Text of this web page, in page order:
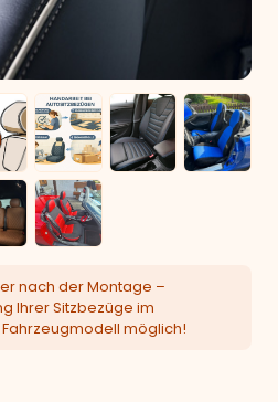
nach der Montage –
Ihrer Sitzbezüge im
möglich!